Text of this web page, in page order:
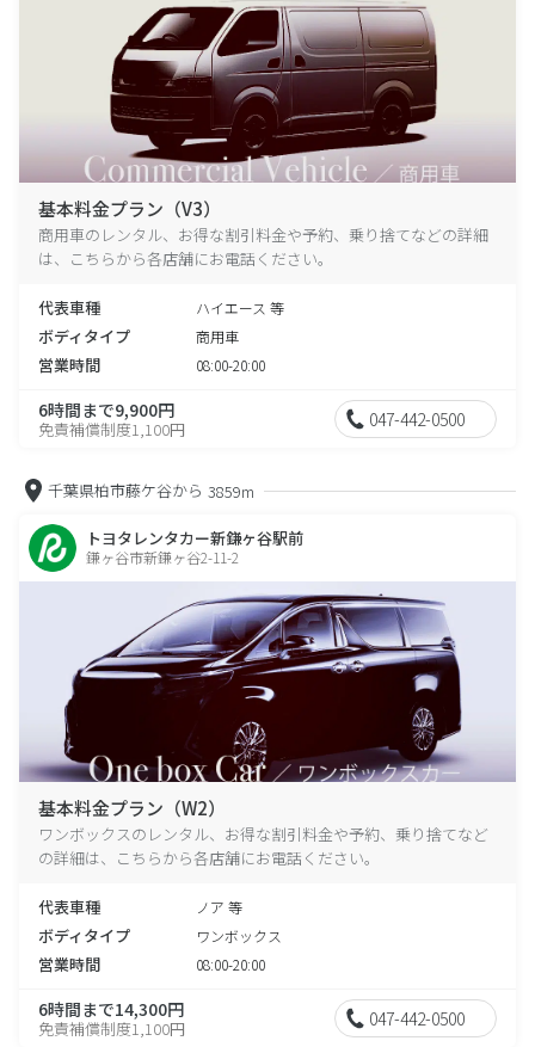
基本料金プラン（V3）
商用車のレンタル、お得な割引料金や予約、乗り捨てなどの詳細
は、こちらから各店舗にお電話ください。
代表車種 ハイエース 等
ボディタイプ 商用車
営業時間 08:00-20:00
6時間まで9,900円
免責補償制度1,100円 047-442-0500
千葉県柏市藤ケ谷から 3859m
トヨタレンタカー新鎌ヶ谷駅前
鎌ヶ谷市新鎌ヶ谷2-11-2
基本料金プラン（W2）
ワンボックスのレンタル、お得な割引料金や予約、乗り捨てなど
の詳細は、こちらから各店舗にお電話ください。
代表車種 ノア 等
ボディタイプ ワンボックス
営業時間 08:00-20:00
6時間まで14,300円
免責補償制度1,100円 047-442-0500